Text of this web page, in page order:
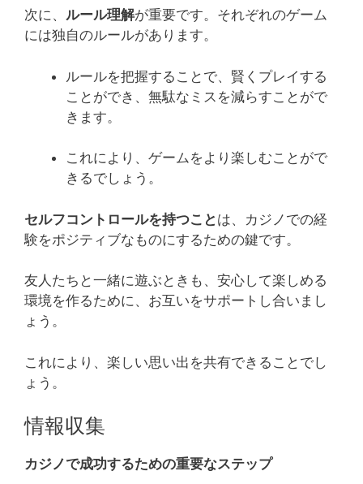
次に、 ルール理解が重要です。それぞれのゲーム
には独自のルールがあります。
ルールを把握することで、賢くプレイする
ことができ、無駄なミスを減らすことがで
きます。
これにより、ゲームをより楽しむことがで
きるでしょう。
セルフコントロールを持つこと は、カジノでの経
験をポジティブなものにするための鍵です。
友人たちと一緒に遊ぶときも、安心して楽しめる
環境を作るために、お互いをサポートし合いまし
ょう。
これにより、楽しい思い出を共有できることでし
ょう。
情報収集
カジノで成功するための重要なステップ